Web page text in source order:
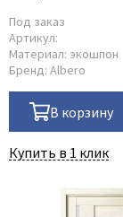
Под заказ
Артикул:
Материал: экошпон
Бренд: Albero
В корзину
Купить в 1 клик